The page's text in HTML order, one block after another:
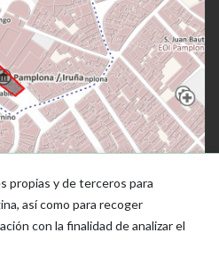
propias y de terceros para
así como para recoger
con la finalidad de analizar el